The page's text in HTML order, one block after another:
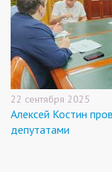
22 сентября 2025
Алексей Костин
депутатами